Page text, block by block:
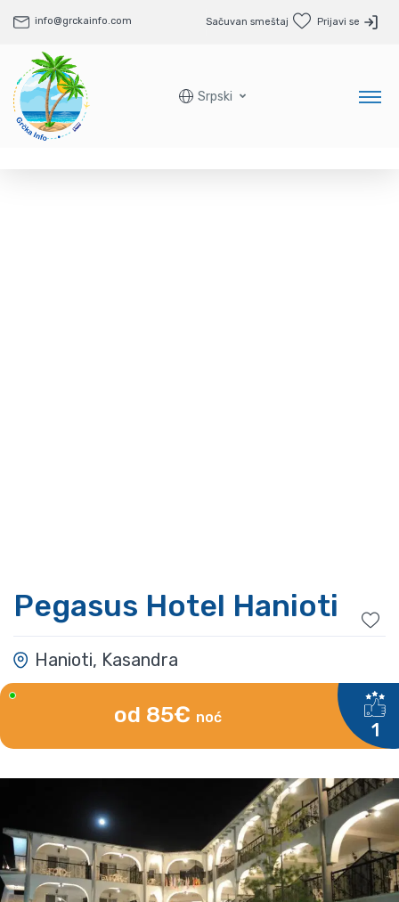
info@grckainfo.com Sačuvan smeštaj Prijavi se
Srpski
Pegasus Hotel Hanioti
Hanioti, Kasandra
1
od 85€ noć